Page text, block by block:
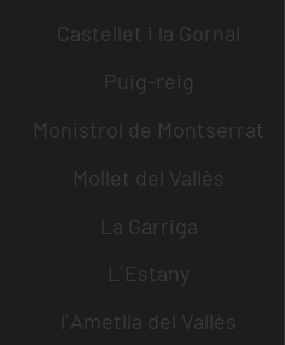
Castellet i la Gornal
Puig-reig
Monistrol de Montserrat
Mollet del Vallès
La Garriga
L´Estany
l´Ametlla del Vallès